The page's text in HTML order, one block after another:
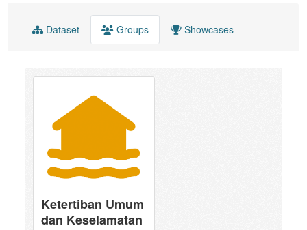
Dataset Groups Showcases
Ketertiban Umum
dan Keselamatan